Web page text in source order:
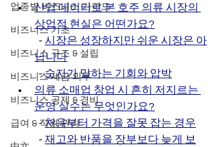
업종별 비즈니스 가이드
비즈니스 기초
비즈니스 구조 & 설립
비즈니스 세금 의무
비즈니스 공제 & 경비
급여 & 직원 관리
산업 데이터로 본 호주 의류 시장의
상업적 현실은 어떤가요?
  -
시장은 성장하지만 쉬운 시장은 아
닙니다
  -
숫자가 말하는 기회와 압박
의류 소매업 창업 시 흔히 저지르는
운영 실수는 무엇인가요?
  -
처음부터 가격을 잘못 잡는 경우
  -
재고와 반품을 장부보다 늦게 보